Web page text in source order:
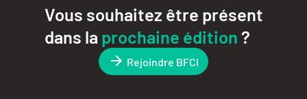
Vous souhaitez être présent
dans la prochaine édition?
Rejoindre BFCI